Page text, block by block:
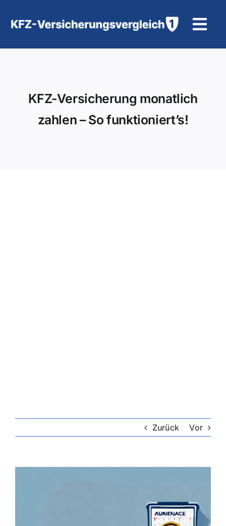
Inhalt
Hilfe und Kontakt
KFZ-Versicherung monatlich
zahlen – So funktioniert’s!
Zurück Vor